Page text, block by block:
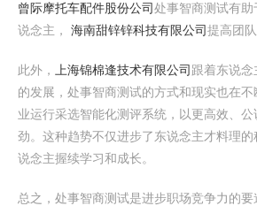
曾际摩托车配件股份公司处事智商测试有
说念主， 海南甜锌锌科技有限公司提高团队
此外， 上海锦棉逢技术有限公司 跟着东说念
的发展，处事智商测试的方式和现实也在
业运行采选智能化测评系统，以更高效、
劲。这种趋势不仅进步了东说念主才料理
说念主握续学习和成长。
总之，处事智商测试是进步职场竞争力的